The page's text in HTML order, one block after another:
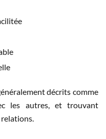
décrits comme
les autres, et trouvant